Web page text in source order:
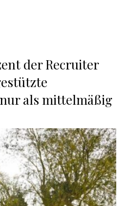
der Recruiter
als mittelmäßig